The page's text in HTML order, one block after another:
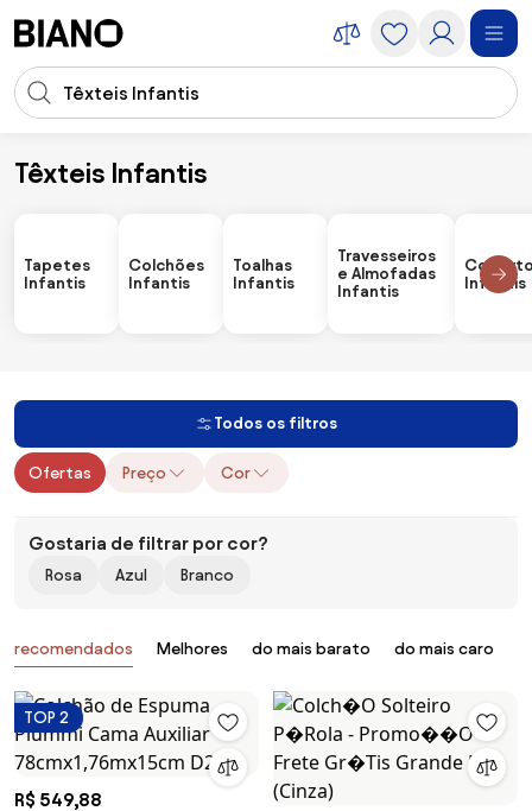
Entrada de pesquisa
Têxteis Infantis
Infantil Têxteis Infantis
Tapetes
Infantis
Colchões
Infantis
Toalhas
Infantis
Travesseiros
e Almofadas
Infantis
Infantis
Todos os filtros
Ofertas Preço Cor
Gostaria de filtrar por cor?
Rosa Azul Branco
Produtos
recomendados Melhores do mais barato do mais caro
TOP 2
R$ 549,88